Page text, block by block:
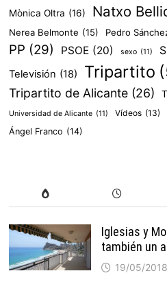
Mònica Oltra (16) Natxo
Nerea Belmonte (15) Pedro
PP (29) PSOE (20) sexo (11)
Televisión (18) Tripartito
Tripartito de Alicante (26)
Universidad de Alicante (11) Vídeos (13)
Ángel Franco (14)
Iglesias y
también un
19/05/2018